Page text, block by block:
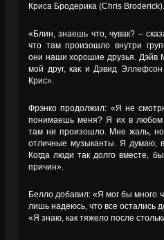
Криса Бродерика (Chris Broderick).
«Блин, знаешь что, чувак? –
что там произошло внутри
они наши хорошие друзья. Дэйв
мой друг, как и Дэвид
Крис».
Фрэнко продолжил: «Я не
понимаешь меня? Я их в любом
там ни произошло. Мне жаль,
отличные музыканты. Я думаю,
Когда люди так долго вместе,
причин».
Белло добавил: «Я мог бы много
лишь надеюсь, что все остались
«Я знаю, как тяжело после